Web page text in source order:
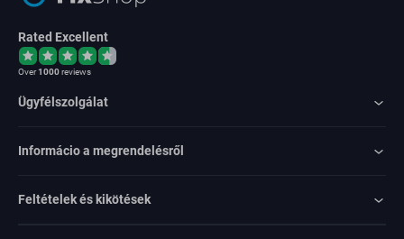
Rated Excellent
Over1000reviews
Ügyfélszolgálat
Informácio a megrendelésről
Feltételek és kikötések